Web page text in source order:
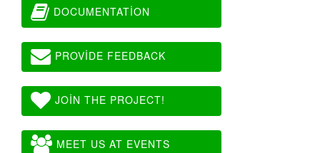
DOCUMENTATION
PROVIDE FEEDBACK
JOIN THE PROJECT!
MEET US AT EVENTS